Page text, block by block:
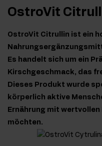
OstroVit
OstroVit Citrullin ist ein
Es handelt sich um ein
Kirschgeschmack, das
Dieses Produkt wurde
körperlich aktive
Ernährung mit
möchten.